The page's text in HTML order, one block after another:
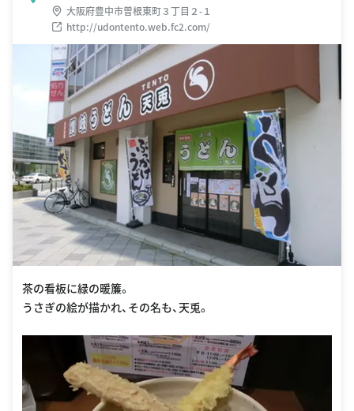
大阪府豊中市曽根東町３丁目２-１
http://udontento.web.fc2.com/
茶の看板に緑の暖簾。
うさぎの絵が描かれ、その名も、天兎。